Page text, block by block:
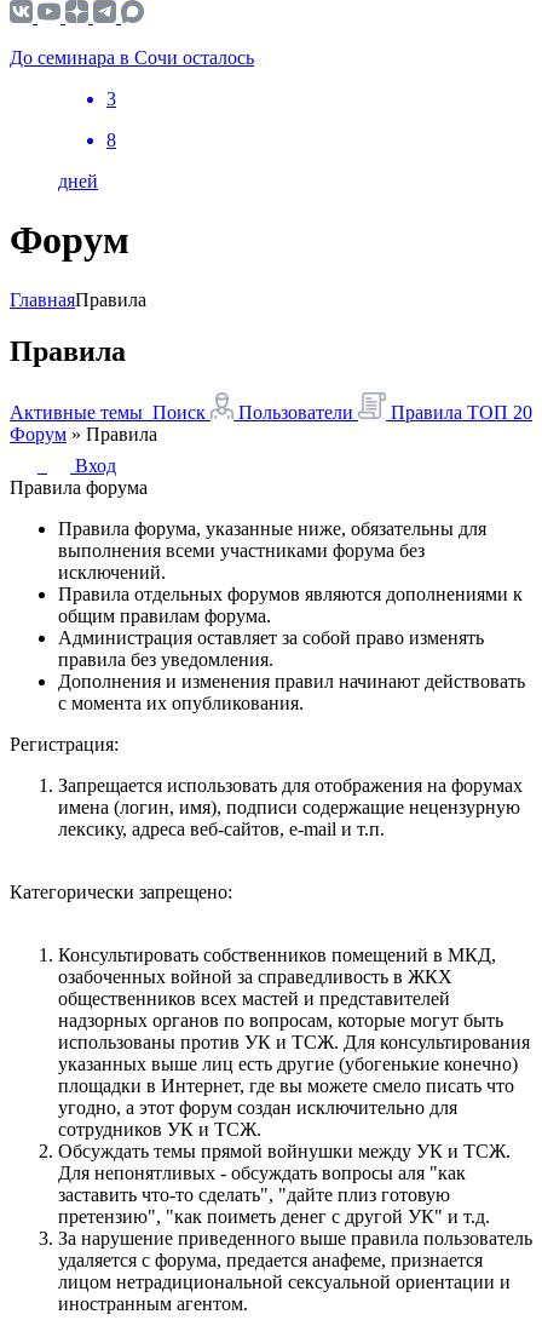
До семинара в Сочи осталось
3
8
дней
Форум
ГлавнаяПравила
Правила
Активные темы Поиск Пользователи Правила ТОП 20
Форум » Правила
Вход
Правила форума
Правила форума, указанные ниже, обязательны для
выполнения всеми участниками форума без
исключений.
Правила отдельных форумов являются дополнениями к
общим правилам форума.
Администрация оставляет за собой право изменять
правила без уведомления.
Дополнения и изменения правил начинают действовать
с момента их опубликования.
Регистрация:
Запрещается использовать для отображения на форумах
имена (логин, имя), подписи содержащие нецензурную
лексику, адреса веб-сайтов, e-mail и т.п.
Категорически запрещено:
Консультировать собственников помещений в МКД,
озабоченных войной за справедливость в ЖКХ
общественников всех мастей и представителей
надзорных органов по вопросам, которые могут быть
использованы против УК и ТСЖ. Для консультирования
указанных выше лиц есть другие (убогенькие конечно)
площадки в Интернет, где вы можете смело писать что
угодно, а этот форум создан исключительно для
сотрудников УК и ТСЖ.
Обсуждать темы прямой войнушки между УК и ТСЖ.
Для непонятливых - обсуждать вопросы аля "как
заставить что-то сделать", "дайте плиз готовую
претензию", "как поиметь денег с другой УК" и т.д.
За нарушение приведенного выше правила пользователь
удаляется с форума, предается анафеме, признается
лицом нетрадициональной сексуальной ориентации и
иностранным агентом.